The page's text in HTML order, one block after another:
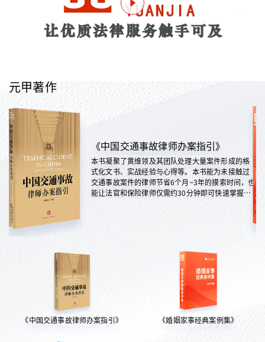
元甲著作
《中国交通事故律师办案指引》
本书凝聚了黄维领及其团队处理大量案件形成的格
式化文书、实战经验与心得等。本书能为未接触过
交通事故案件的律师节省6个月~3年的摸索时间，也
能让法官和保险律师仅需约30分钟即可快速掌握案
《中国交通事故律师办案指引》 《婚姻家事经典案例集》